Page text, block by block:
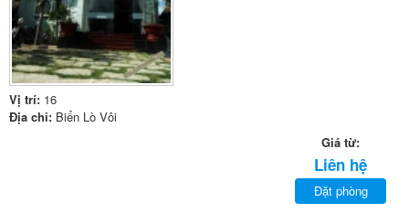
Vị trí: 16
Địa chỉ: Biển Lò Vôi
Giá từ:
Liên hệ
Đặt phòng